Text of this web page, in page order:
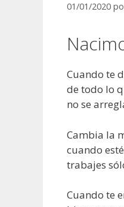
01/01/2020
Cuando te
de todo lo
no se
Cambia la
cuando
trabajes
Cuando te